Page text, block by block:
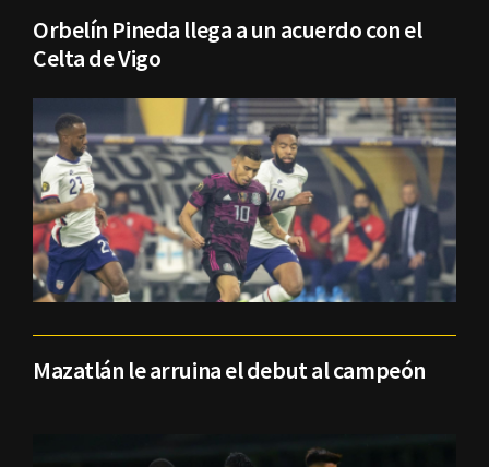
Orbelín Pineda llega a un acuerdo con el
Celta de Vigo
Mazatlán le arruina el debut al campeón